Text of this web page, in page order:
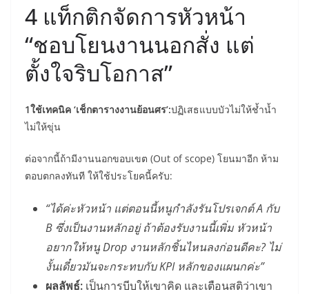
4 แท็กติกจัดการหัวหน้า
“ชอบโยนงานนอกสั่ง แต่
ตั้งใจริบโอกาส”
1ใช้เทคนิค ‘เช็กตารางงานย้อนศร’:ปฏิเสธแบบบัวไม่ให้ช้ำน้ำ
ไม่ให้ขุ่น
ต่อจากนี้ถ้ามีงานนอกขอบเขต (Out of scope) โยนมาอีก ห้าม
ตอบตกลงทันที ให้ใช้ประโยคนี้ครับ:
“ได้ค่ะหัวหน้า แต่ตอนนี้หนูกำลังรันโปรเจกต์ A กับ
B ซึ่งเป็นงานหลักอยู่ ถ้าต้องรับงานนี้เพิ่ม หัวหน้า
อยากให้หนู Drop งานหลักชิ้นไหนลงก่อนดีคะ? ไม่
งั้นเดี๋ยวมันจะกระทบกับ KPI หลักของแผนกค่ะ”
ผลลัพธ์: เป็นการบีบให้เขาคิด และเตือนสติว่าเขา